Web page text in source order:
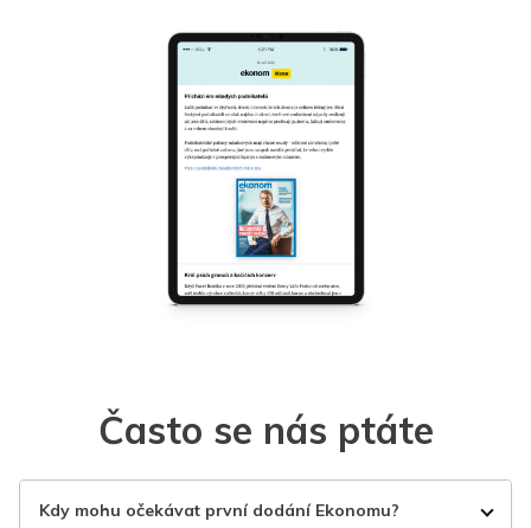
Často se nás ptáte
Kdy mohu očekávat první dodání Ekonomu?